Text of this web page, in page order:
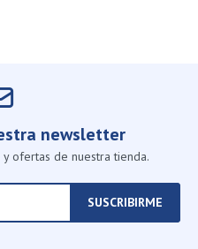
newsletter
ofertas de nuestra tienda.
SUSCRIBIRME